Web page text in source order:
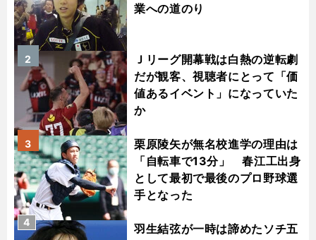
業への道のり
Ｊリーグ開幕戦は白熱の逆転劇
だが観客、視聴者にとって「価
値あるイベント」になっていた
か
2
栗原陵矢が無名校進学の理由は
「自転車で13分」 春江工出身
として最初で最後のプロ野球選
手となった
3
羽生結弦が一時は諦めたソチ五
4